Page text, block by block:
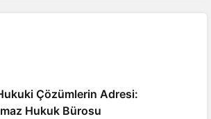
Çözümlerin Adresi:
Hukuk Bürosu